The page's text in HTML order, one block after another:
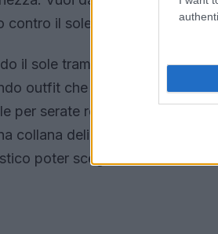
contro il sole, catturando
il sole tramonta e
outfit che emana eleganza
per serate romantiche sotto le
collana delicata, ti farà
poter scegliere tra stili così